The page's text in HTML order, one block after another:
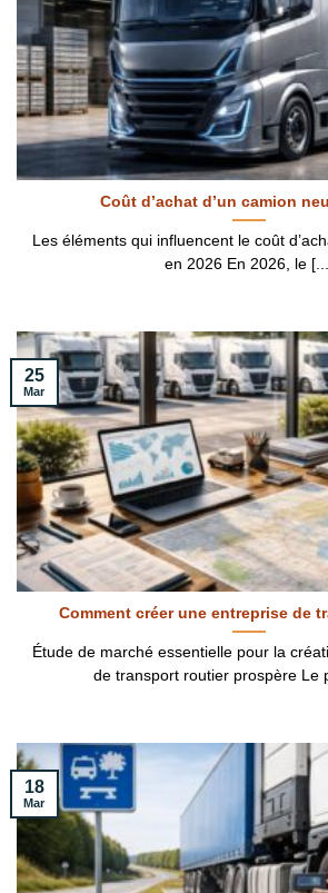
Coût d’achat d’un camion
Les éléments qui influencent le coût
en 2026 En 2026, le
Comment créer une entreprise de
Étude de marché essentielle pour la
de transport routier prospère Le
25
Mar
18
Mar